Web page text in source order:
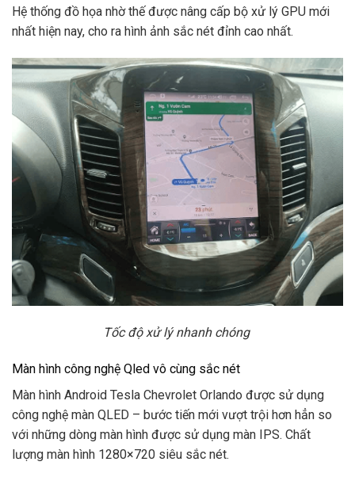
Hệ thống đồ họa nhờ thế được nâng cấp bộ xử lý GPU mới
nhất hiện nay, cho ra hình ảnh sắc nét đỉnh cao nhất.
Tốc độ xử lý nhanh chóng
Màn hình công nghệ Qled vô cùng sắc nét
Màn hình Android Tesla Chevrolet Orlando được sử dụng
công nghệ màn QLED – bước tiến mới vượt trội hơn hẳn so
với những dòng màn hình được sử dụng màn IPS. Chất
lượng màn hình 1280×720 siêu sắc nét.